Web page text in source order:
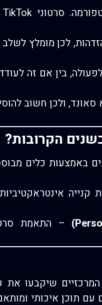
לכן מומלץ לשלב
בין אם זה
ולכן חשוב
הקרובות?
באמצעות כלים
קנייה
– התאמת
שיקבעו את
עם תוכן איכותי